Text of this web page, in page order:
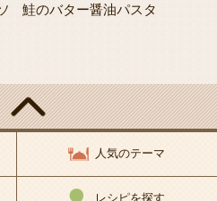
鮭のバター醤油パスタ
人気のテーマ
レシピを探す